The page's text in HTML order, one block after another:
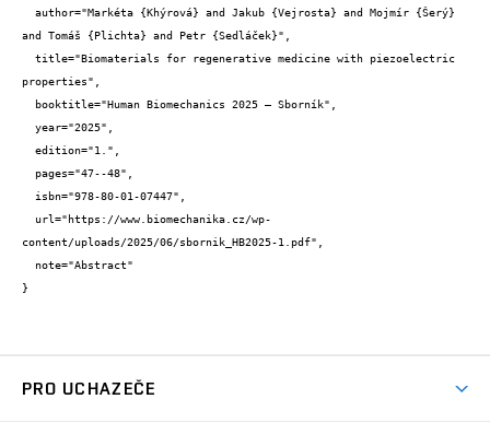
and Tomáš {Plichta} and Petr {Sedláček}",
properties",
content/uploads/2025/06/sbornik_HB2025-1.pdf",
}
PRO UCHAZEČE